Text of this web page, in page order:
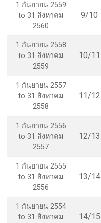
1 กันยายน 2559
to 31 สิงหาคม
2560
9/10
1 กันยายน 2558
to 31 สิงหาคม
2559
10/11
1 กันยายน 2557
to 31 สิงหาคม
2558
11/12
1 กันยายน 2556
to 31 สิงหาคม
2557
12/13
1 กันยายน 2555
to 31 สิงหาคม
2556
13/14
1 กันยายน 2554
to 31 สิงหาคม
14/15